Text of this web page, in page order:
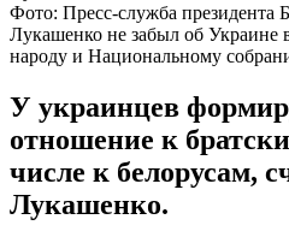
Фото: Пресс-служба президента
Лукашенко не забыл об Украине
народу и Национальному
У украинцев
отношение к
числе к белорусам,
Лукашенко.